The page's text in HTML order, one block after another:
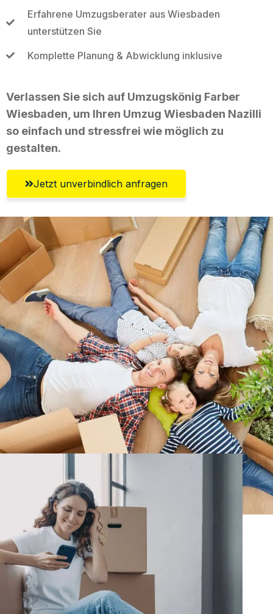
Erfahrene Umzugsberater aus Wiesbaden
unterstützen Sie
Komplette Planung & Abwicklung inklusive
Verlassen Sie sich auf Umzugskönig Farber
Wiesbaden, um Ihren Umzug Wiesbaden Nazilli
so einfach und stressfrei wie möglich zu
gestalten.
Jetzt unverbindlich anfragen